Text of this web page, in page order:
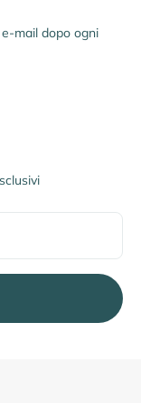
mail dopo ogni